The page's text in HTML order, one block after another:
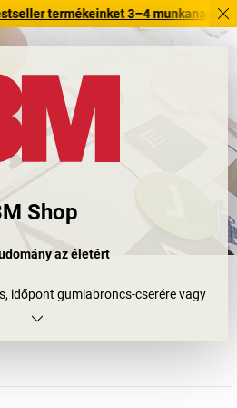
termékeinket 3–4 munkanapon belül
Shop
az életért
időpont gumiabroncs-cserére vagy
Mennyi mindent elfelejtenénk,